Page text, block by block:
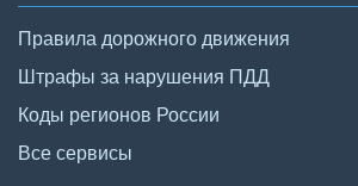
Правила дорожного движения
Штрафы за нарушения ПДД
Коды регионов России
Все сервисы